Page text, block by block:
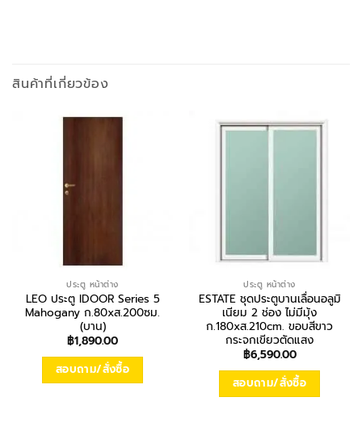
สินค้าที่เกี่ยวข้อง
ประตู หน้าต่าง
LEO ประตู IDOOR Series 5
Mahogany ก.80xส.200ซม.
(บาน)
฿1,890.00
สอบถาม/สั่งซื้อ
ประตู หน้าต่าง
ESTATE ชุดประตูบานเลื่อนอลูมิ
เนียม 2 ช่อง ไม่มีมุ้ง
ก.180xส.210cm. ขอบสีขาว
กระจกเขียวตัดแสง
฿6,590.00
สอบถาม/สั่งซื้อ